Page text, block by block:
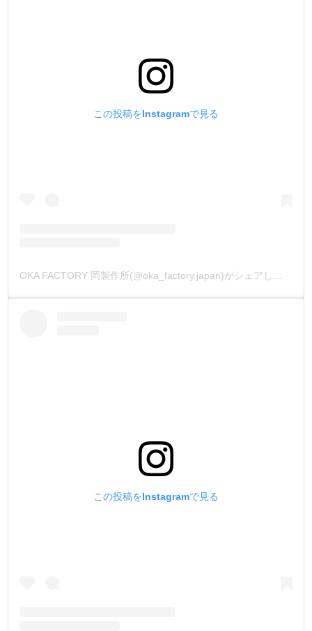
この投稿をInstagramで見る
OKA FACTORY 岡製作所(@oka_factory.japan)がシェアした投稿
この投稿をInstagramで見る